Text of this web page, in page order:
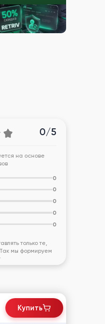
0/5
на основе
0
0
0
0
0
только те,
Так мы формируем
Купить